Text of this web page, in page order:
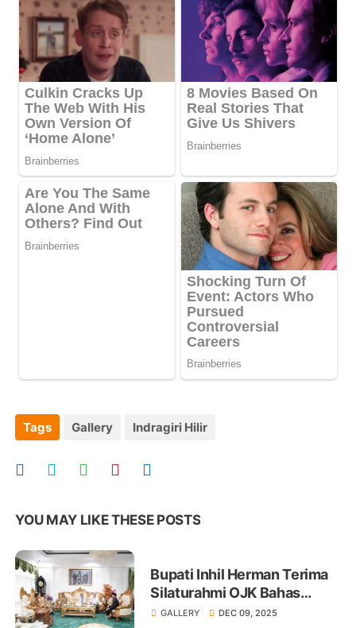
Tags Gallery Indragiri Hilir
YOU MAY LIKE THESE POSTS
Bupati Inhil Herman Terima
Silaturahmi OJK Bahas
Pengembangan Ekonomi
GALLERY DEC 09, 2025